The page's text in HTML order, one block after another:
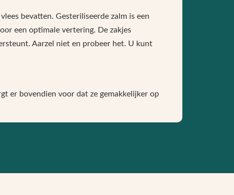
bevatten. Gesteriliseerde zalm is een
een optimale vertering. De zakjes
Aarzel niet en probeer het. U kunt
er bovendien voor dat ze gemakkelijker op